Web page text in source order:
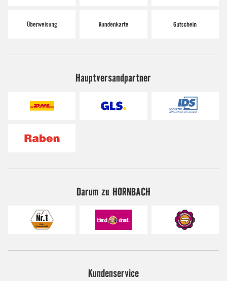
Hauptversandpartner
Darum zu HORNBACH
Kundenservice